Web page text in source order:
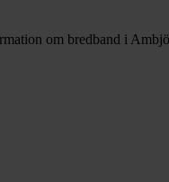
om bredband i